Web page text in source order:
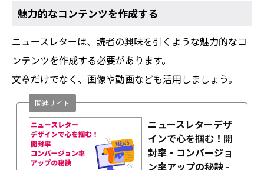
魅力的なコンテンツを作成する
ニュースレターは、読者の興味を引くような魅力的なコ
ンテンツを作成する必要があります。
文章だけでなく、画像や動画なども活用しましょう。
ニュースレターデザ
インで心を掴む！開
封率・コンバージョ
ン率アップの秘訣 -
関連サイト